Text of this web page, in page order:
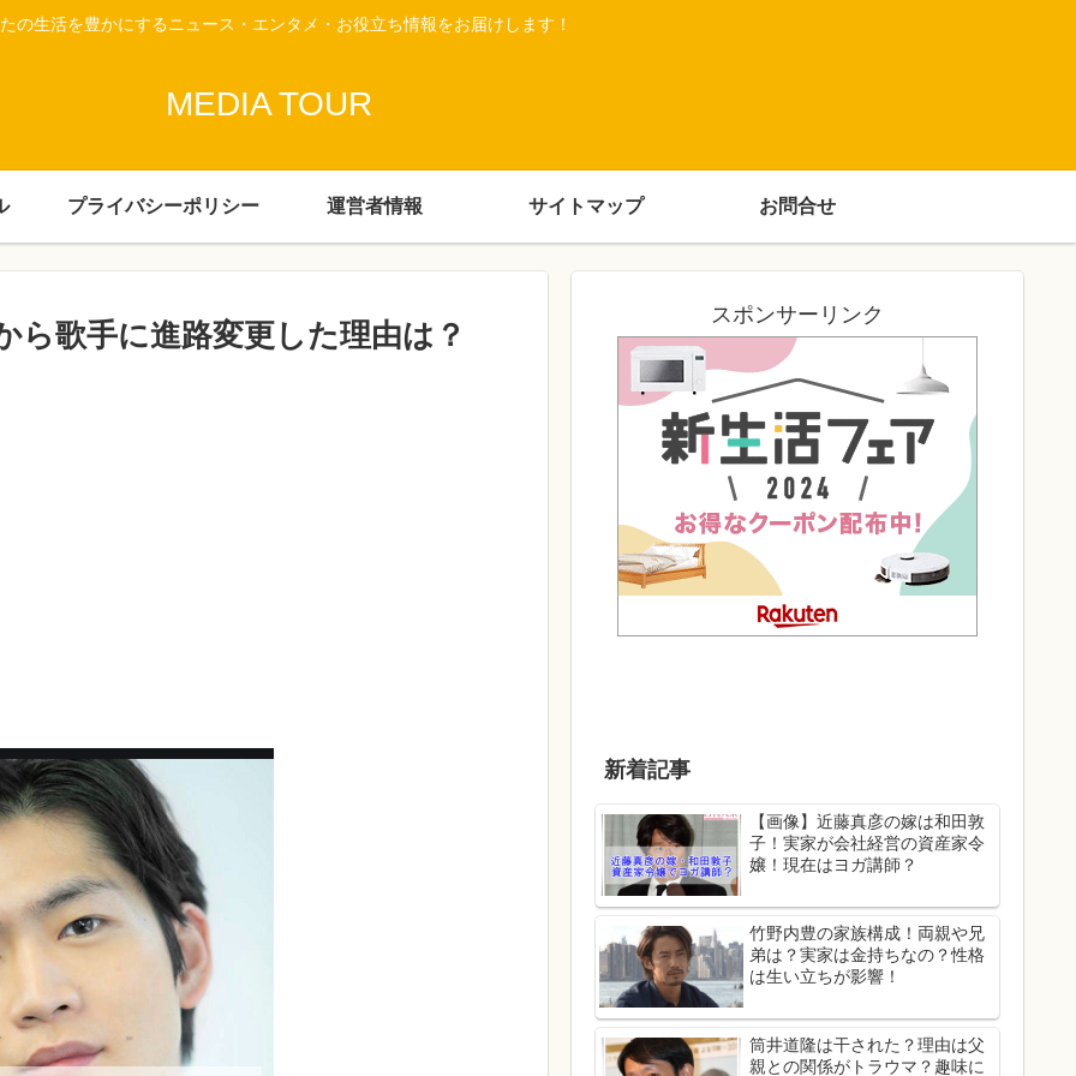
の生活を豊かにするニュース・エンタメ・お役立ち情報をお届けします！
MEDIA TOUR
プライバシーポリシー 運営者情報 サイトマップ お問合せ
ら歌手に進路変更した理由は？
スポンサーリンク
新着記事
【画像】近藤真彦の嫁は和田敦
子！実家が会社経営の資産家令
嬢！現在はヨガ講師？
竹野内豊の家族構成！両親や兄
弟は？実家は金持ちなの？性格
は生い立ちが影響！
筒井道隆は干された？理由は父
親との関係がトラウマ？趣味に